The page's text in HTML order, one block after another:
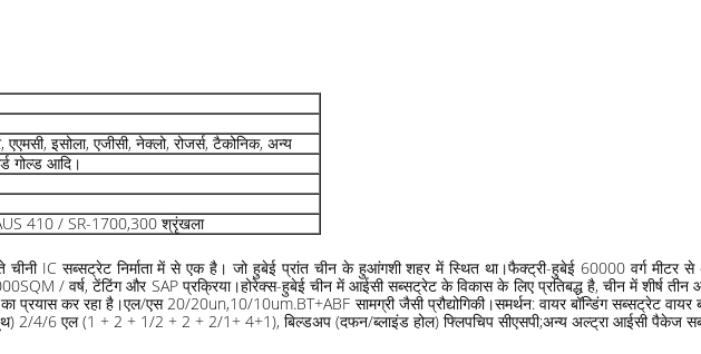
एएमसी, इसोला, एजीसी, नेक्लो, रोजर्स, टैकोनिक, अन्य
गोल्ड आदि।
410 / SR-1700,300 श्रृंखला
IC सब्सट्रेट निर्माता में से एक है। जो हुबेई प्रांत चीन के हुआंगशी शहर में स्थित था।फैक्ट्री-हुबेई 60000 वर्ग मीटर
/ वर्ष, टेंटिंग और SAP प्रक्रिया।होरेक्स-हुबेई चीन में आईसी सब्सट्रेट के विकास के लिए प्रतिबद्ध है, चीन में शीर्ष
प्रयास कर रहा है।एल/एस 20/20un,10/10um.BT+ABF सामग्री जैसी प्रौद्योगिकी।समर्थन: वायर बॉन्डिंग सब्सट्रेट वायर
2/4/6 एल (1 + 2 + 1/2 + 2 + 2/1+ 4+1), बिल्डअप (दफन/ब्लाइंड होल) फ्लिपचिप सीएसपी;अन्य अल्ट्रा आईसी पैकेज